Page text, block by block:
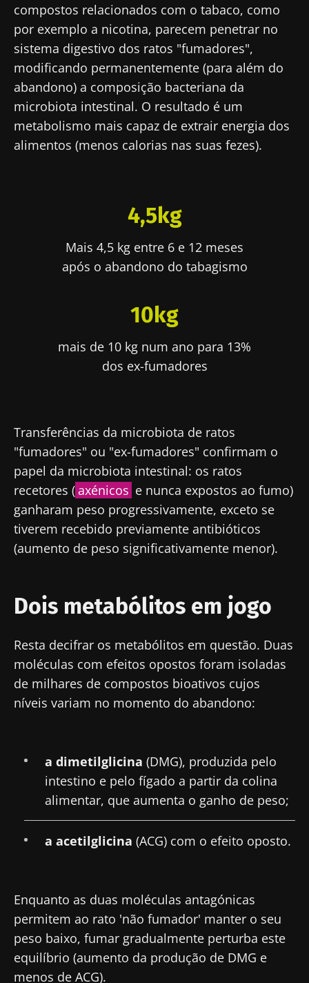
compostos relacionados com o tabaco, como
por exemplo a nicotina, parecem penetrar no
sistema digestivo dos ratos "fumadores",
modificando permanentemente (para além do
abandono) a composição bacteriana da
microbiota intestinal. O resultado é um
metabolismo mais capaz de extrair energia dos
alimentos (menos calorias nas suas fezes).
4,5kg
Mais 4,5 kg entre 6 e 12 meses
após o abandono do tabagismo
10kg
mais de 10 kg num ano para 13%
dos ex-fumadores
Transferências da microbiota de ratos
"fumadores" ou "ex-fumadores" confirmam o
papel da microbiota intestinal: os ratos
recetores (axénicos e nunca expostos ao fumo)
ganharam peso progressivamente, exceto se
tiverem recebido previamente antibióticos
(aumento de peso significativamente menor).
Dois metabólitos em jogo
Resta decifrar os metabólitos em questão. Duas
moléculas com efeitos opostos foram isoladas
de milhares de compostos bioativos cujos
níveis variam no momento do abandono:
a dimetilglicina (DMG), produzida pelo
intestino e pelo fígado a partir da colina
alimentar, que aumenta o ganho de peso;
a acetilglicina (ACG) com o efeito oposto.
Enquanto as duas moléculas antagónicas
permitem ao rato 'não fumador' manter o seu
peso baixo, fumar gradualmente perturba este
equilíbrio (aumento da produção de DMG e
menos de ACG).
Fique connosco!
Junte-se à comunidade de profissionais de
saúde e investigadores da Microbiota e
receba o "Microbiota Digest" e o "HCP